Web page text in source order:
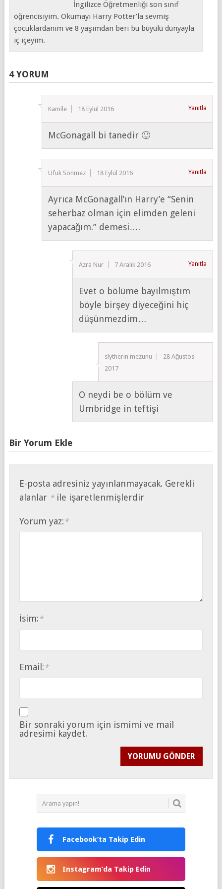
İngilizce Öğretmenliği son sınıf
öğrencisiyim. Okumayı Harry Potter’la sevmiş
çocuklardanım ve 8 yaşımdan beri bu büyülü dünyayla
iç içeyim.
4 YORUM
Kamile 18 Eylül 2016 Yanıtla
McGonagall bi tanedir 🙂
Ufuk Sönmez 18 Eylül 2016 Yanıtla
Ayrıca McGonagall’ın Harry’e “Senin
seherbaz olman için elimden geleni
yapacağım.” demesi….
Azra Nur 7 Aralık 2016 Yanıtla
Evet o bölüme bayılmıştım
böyle birşey diyeceğini hiç
düşünmezdim…
slytherin mezunu
28 Ağustos
2017
O neydi be o bölüm ve
Umbridge in teftişi
Bir Yorum Ekle
E-posta adresiniz yayınlanmayacak. Gerekli
alanlar *ile işaretlenmişlerdir
Yorum yaz: *
İsim: *
Email: *
Bir sonraki yorum için ismimi ve mail
adresimi kaydet.
Facebook’ta Takip Edin
Instagram’da Takip Edin